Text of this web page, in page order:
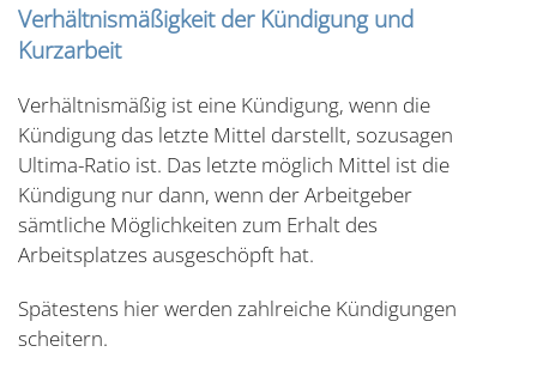
Verhältnismäßigkeit der Kündigung und
Kurzarbeit
Verhältnismäßig ist eine Kündigung, wenn die
Kündigung das letzte Mittel darstellt, sozusagen
Ultima-Ratio ist. Das letzte möglich Mittel ist die
Kündigung nur dann, wenn der Arbeitgeber
sämtliche Möglichkeiten zum Erhalt des
Arbeitsplatzes ausgeschöpft hat.
Spätestens hier werden zahlreiche Kündigungen
scheitern.